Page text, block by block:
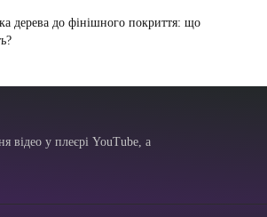
дерева до фінішного покриття: що
відео у плеєрі YouTube, а